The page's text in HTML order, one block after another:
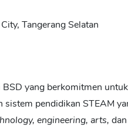
Tangerang Selatan
BSD yang berkomitmen
sistem pendidikan STEAM
engineering, arts, dan